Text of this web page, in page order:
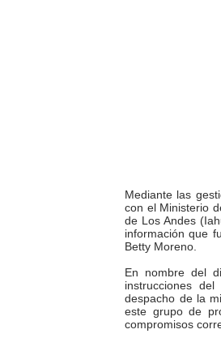
Mediante las
con el Ministerio
de Los Andes
información que
Betty Moreno.
En nombre del
instrucciones
despacho de la
este grupo de
compromisos